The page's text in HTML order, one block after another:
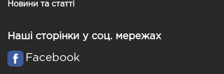
Новини та статті
Наші сторінки у соц. мережах
Facebook